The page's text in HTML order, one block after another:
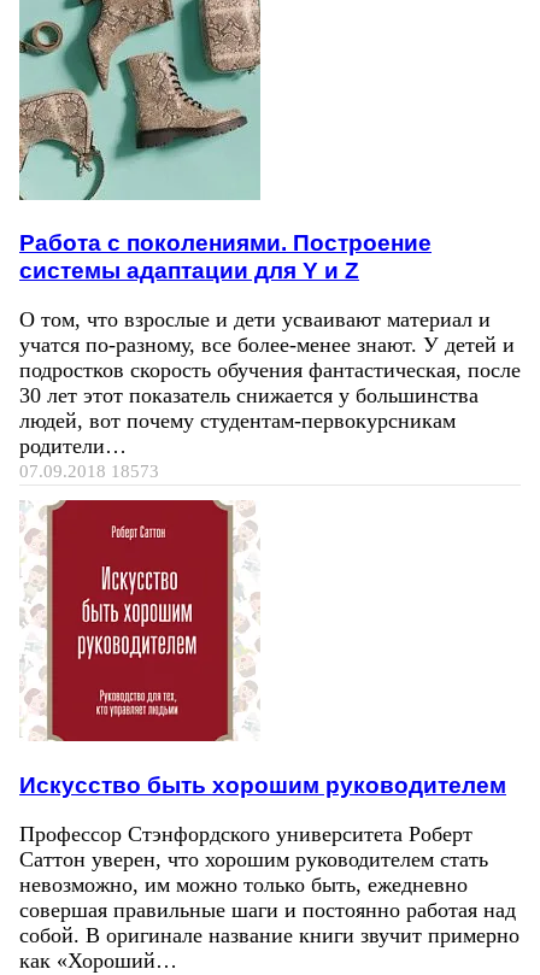
Работа с поколениями. Построение
системы адаптации для Y и Z
О том, что взрослые и дети усваивают материал и
учатся по-разному, все более-менее знают. У детей и
подростков скорость обучения фантастическая, после
30 лет этот показатель снижается у большинства
людей, вот почему студентам-первокурсникам
родители…
07.09.2018 18573
Искусство быть хорошим руководителем
Профессор Стэнфордского университета Роберт
Саттон уверен, что хорошим руководителем стать
невозможно, им можно только быть, ежедневно
совершая правильные шаги и постоянно работая над
собой. В оригинале название книги звучит примерно
как «Хороший…